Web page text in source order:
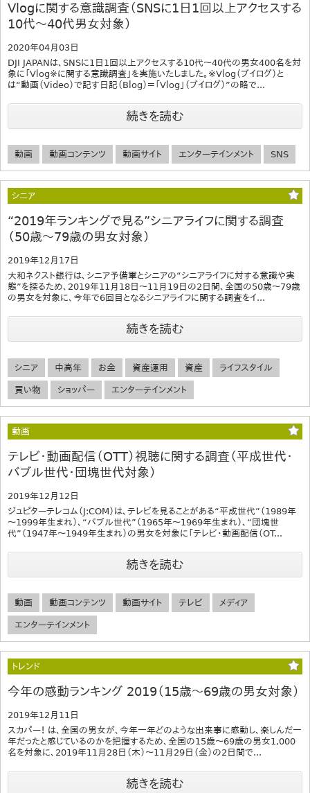
Vlogに関する意識調査（SNSに1日1回以上アクセスする
10代～40代男女対象）
2020年04月03日
DJI JAPANは、SNSに1日1回以上アクセスする10代～40代の男女400名を対
象に「Vlog※に関する意識調査」を実施いたしました。※Vlog（ブイログ）と
は“動画（Video）で記す日記（Blog）＝「Vlog」（ブイログ）”の略で...
続きを読む
動画 動画コンテンツ 動画サイト エンターテインメント SNS
シニア
“2019年ランキングで見る”シニアライフに関する調査
（50歳～79歳の男女対象）
2019年12月17日
大和ネクスト銀行は、シニア予備軍とシニアの“シニアライフに対する意識や実
態”を探るため、2019年11月18日～11月19日の2日間、全国の50歳～79歳
の男女を対象に、今年で6回目となるシニアライフに関する調査をイ...
続きを読む
シニア 中高年 お金 資産運用 資産 ライフスタイル
買い物 ショッパー エンターテインメント
動画
テレビ・動画配信（OTT）視聴に関する調査（平成世代・
バブル世代・団塊世代対象）
2019年12月12日
ジュピターテレコム（J:COM）は、テレビを見ることがある“平成世代”（1989年
～1999年生まれ）、“バブル世代”（1965年～1969年生まれ）、“団塊世
代”（1947年～1949年生まれ）の男女を対象に「テレビ・動画配信（OT...
続きを読む
動画 動画コンテンツ 動画サイト テレビ メディア
エンターテインメント
トレンド
今年の感動ランキング 2019（15歳～69歳の男女対象）
2019年12月11日
スカパー！ は、全国の男女が、今年一年どのような出来事に感動し、楽しんだ一
年だったと感じているのかを把握するため、全国の15歳～69歳の男女1,000
名を対象に、2019年11月28日（木）～11月29日（金）の2日間で...
続きを読む